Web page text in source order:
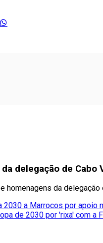
delegação de
da
2030 a Marrocos por apoio
de 2030 por 'rixa' com a